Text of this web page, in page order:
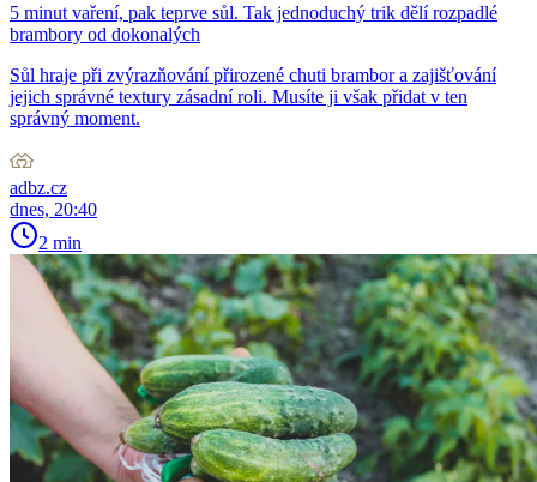
5 minut vaření, pak teprve sůl. Tak jednoduchý trik dělí rozpadlé
brambory od dokonalých
Sůl hraje při zvýrazňování přirozené chuti brambor a zajišťování
jejich správné textury zásadní roli. Musíte ji však přidat v ten
správný moment.
adbz.cz
dnes, 20:40
2 min